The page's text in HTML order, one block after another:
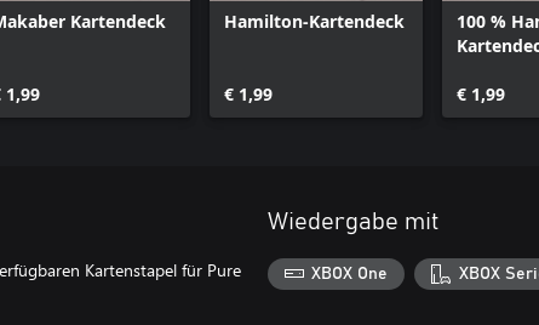
Kartendeck
1,99
Hamilton-Kartendeck
€ 1,99
100 %
€ 1,99
Kartenstapel für Pure
Wiedergabe mit
XBOX One XBOX